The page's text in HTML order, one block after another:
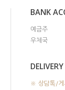
BANK
예금주
우체국
DELIVERY
※ 상담톡/게